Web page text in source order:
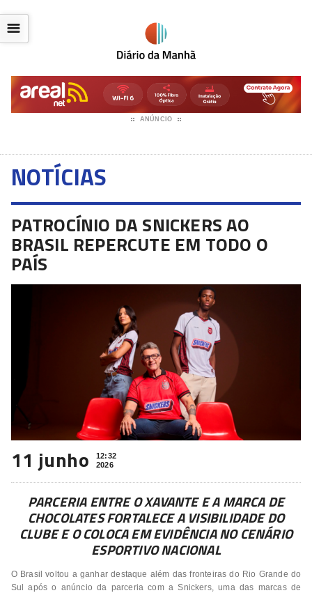
ANÚNCIO
☰
NOTÍCIAS
PATROCÍNIO DA SNICKERS AO
BRASIL REPERCUTE EM TODO O
PAÍS
11 junho
12:32
2026
PARCERIA ENTRE O XAVANTE E A MARCA DE
CHOCOLATES FORTALECE A VISIBILIDADE DO
CLUBE E O COLOCA EM EVIDÊNCIA NO CENÁRIO
ESPORTIVO NACIONAL
O Brasil voltou a ganhar destaque além das fronteiras do Rio Grande do
Sul após o anúncio da parceria com a Snickers, uma das marcas de